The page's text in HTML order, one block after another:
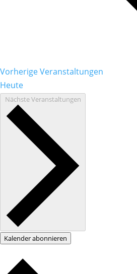
VorherigeVeranstaltungen
Heute
NächsteVeranstaltungen
Kalender abonnieren